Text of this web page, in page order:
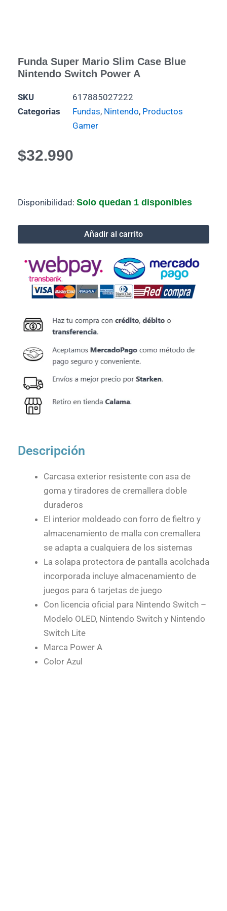
Funda Super Mario Slim Case Blue
Nintendo Switch Power A
SKU
617885027222
Categorias
Fundas, Nintendo, Productos
Gamer
$32.990
Disponibilidad: Solo quedan 1 disponibles
funda
Super
Nintendo
Switch
Power
cantidad
Añadir al carrito
Descripción
Carcasa exterior resistente con asa de
goma y tiradores de cremallera doble
duraderos
El interior moldeado con forro de fieltro y
almacenamiento de malla con cremallera
se adapta a cualquiera de los sistemas
La solapa protectora de pantalla acolchada
incorporada incluye almacenamiento de
juegos para 6 tarjetas de juego
Con licencia oficial para Nintendo Switch –
Modelo OLED, Nintendo Switch y Nintendo
Switch Lite
Marca Power A
Color Azul